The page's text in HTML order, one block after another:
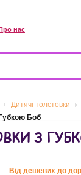
нас
Дитячі толстовки
Боб
З
Від дешевих до